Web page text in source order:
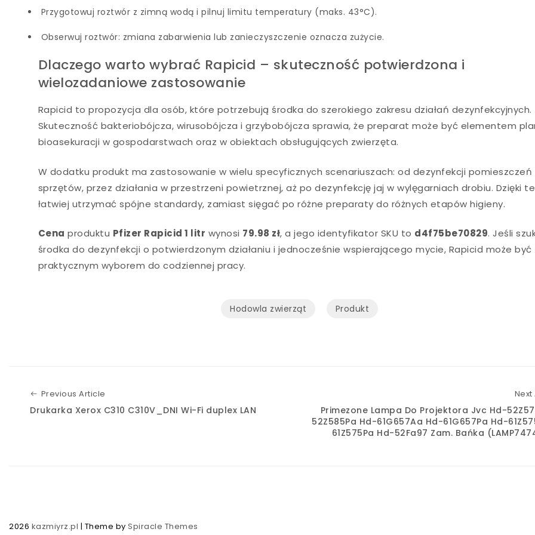
Przygotowuj roztwór z zimną wodą i pilnuj limitu temperatury (maks. 43°C).
Obserwuj roztwór: zmiana zabarwienia lub zanieczyszczenie oznacza zużycie.
Dlaczego warto wybrać Rapicid – skuteczność potwierdzona i
wielozadaniowe zastosowanie
Rapicid to propozycja dla osób, które potrzebują środka do szerokiego zakresu działań dezynfekcyjnych.
Skuteczność bakteriobójcza, wirusobójcza i grzybobójcza sprawia, że preparat może być elementem
bioasekuracji w gospodarstwach oraz w obiektach obsługujących zwierzęta.
W dodatku produkt ma zastosowanie w wielu specyficznych scenariuszach: od dezynfekcji pomieszczeń
sprzętów, przez działania w przestrzeni powietrznej, aż po dezynfekcję jaj w wylęgarniach drobiu. Dzięki
łatwiej utrzymać spójne standardy, zamiast sięgać po różne preparaty do różnych etapów higieny.
Cena produktu Pfizer Rapicid 1 litr wynosi 79.98 zł, a jego identyfikator SKU to d4f75be70829. Jeśli
środka do dezynfekcji o potwierdzonym działaniu i jednocześnie wspierającego mycie, Rapicid może być
praktycznym wyborem do codziennej pracy.
Hodowla zwierząt Produkt
Previous Article
Drukarka Xerox C310 C310V_DNI Wi-Fi duplex LAN
Primezone Lampa Do Projektora Jvc Hd-
52Z585Pa Hd-61G657Aa Hd-61G657Pa Hd-
61Z575Pa Hd-52Fa97 Zam. Bańka
2026 kazmiyrz.pl | Theme by Spiracle Themes